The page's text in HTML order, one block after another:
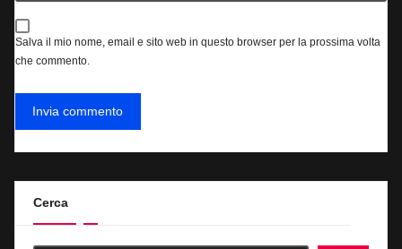
Salva il mio nome, email e sito web in questo browser per la prossima volta
che commento.
Cerca